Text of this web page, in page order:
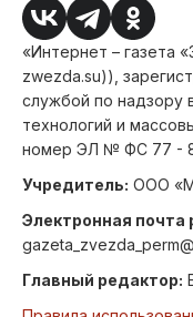
«Интернет – газета
zwezda.su)),
службой по надзору
технологий и
номер ЭЛ № ФС 77 -
Учредитель: ООО
Электронная почта
Главный редактор: